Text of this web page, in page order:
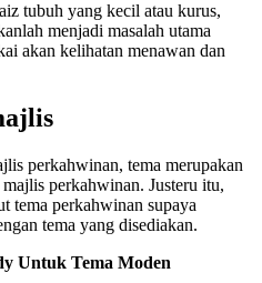
tubuh yang kecil atau kurus,
menjadi masalah utama
akan kelihatan menawan dan
perkahwinan, tema merupakan
perkahwinan. Justeru itu,
tema perkahwinan supaya
tema yang disediakan.
Untuk Tema Moden